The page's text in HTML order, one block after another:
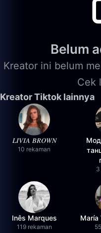
Belum
Kreator ini belum
Cek
Kreator Tiktok lainnya
𝐿𝐼𝑉𝐼𝐴 𝐵𝑅𝑂𝑊𝑁
10 rekaman
3
Inês Marques
119 rekaman
María